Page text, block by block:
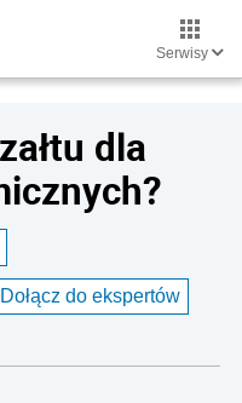
Serwisy
dla
Dołącz do ekspertów